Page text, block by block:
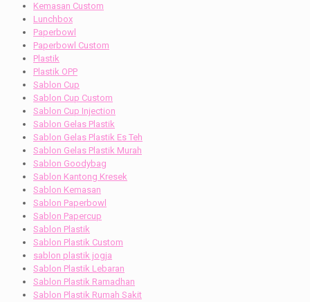
Kemasan Custom
Lunchbox
Paperbowl
Paperbowl Custom
Plastik
Plastik OPP
Sablon Cup
Sablon Cup Custom
Sablon Cup Injection
Sablon Gelas Plastik
Sablon Gelas Plastik Es Teh
Sablon Gelas Plastik Murah
Sablon Goodybag
Sablon Kantong Kresek
Sablon Kemasan
Sablon Paperbowl
Sablon Papercup
Sablon Plastik
Sablon Plastik Custom
sablon plastik jogja
Sablon Plastik Lebaran
Sablon Plastik Ramadhan
Sablon Plastik Rumah Sakit